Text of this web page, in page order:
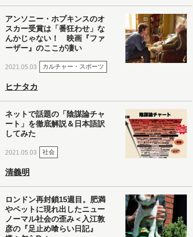
アンソニー・ホプキンスのオ
スカー受賞は「番狂わせ」な
んかじゃない！ 映画『ファ
ーザー』のここが凄い
2021.05.03 カルチャー・スポーツ
ヒナタカ
ネットで話題の「陰謀論チャ
ート」を徹底解説＆日本語訳
してみた
2021.05.03 社会
清義明
ロンドン再封鎖15週目。肥満
やペットに現れ出したニュー
ノーマル社会の歪み＜入江敦
彦の『足止め喰らい日記』